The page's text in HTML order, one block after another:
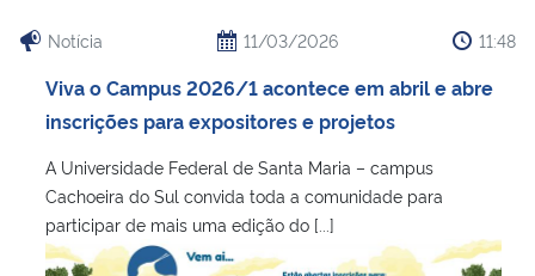
Notícia 11/03/2026 11:48
Viva o Campus 2026/1 acontece em abril e abre
inscrições para expositores e projetos
A Universidade Federal de Santa Maria – campus
Cachoeira do Sul convida toda a comunidade para
participar de mais uma edição do [...]